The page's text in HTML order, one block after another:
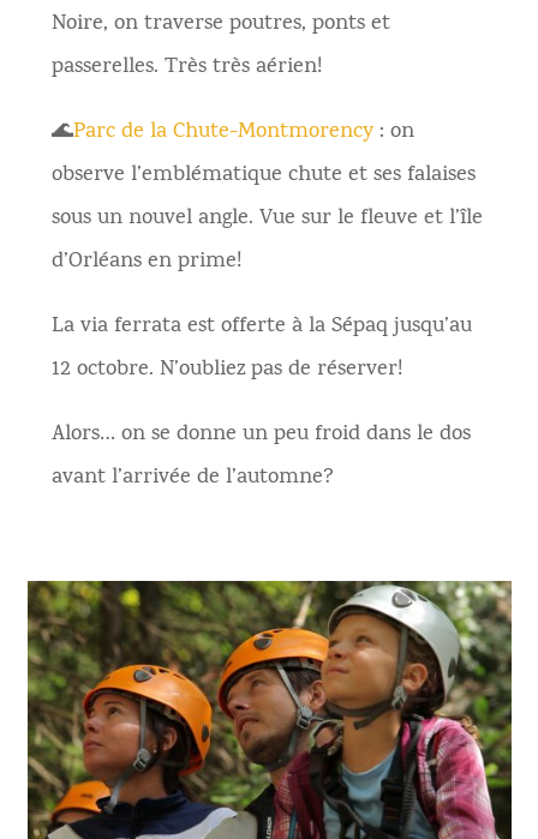
Noire, on traverse poutres, ponts et
passerelles. Très très aérien!
🌊Parc de la Chute-Montmorency: on
observe l’emblématique chute et ses falaises
sous un nouvel angle. Vue sur le fleuve et l’île
d’Orléans en prime!
La via ferrata est offerte à la Sépaq jusqu’au
12 octobre. N’oubliez pas de réserver!
Alors… on se donne un peu froid dans le dos
avant l’arrivée de l’automne?